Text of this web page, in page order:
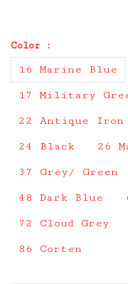
Color :
16 Marine Blue
17 Military
22 Antique Iron
24 Black 26
37 Grey/ Green
48 Dark Blue
72 Cloud Grey
86 Corten